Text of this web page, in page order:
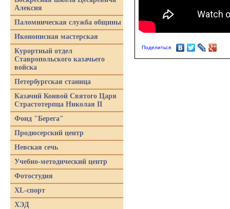
Поделиться
Алексия
Паломническая служба общины
Иконописная мастерская
Курортный отдел
Ставропольского казачьего
войска
Петербургская станица
Казачий Конвой Святого Царя
Страстотерпца Николая II
Фонд "Берега"
Продюсерский центр
Невская сечь
Учебно-методический центр
Фотостудия
XL-спорт
ХЭД